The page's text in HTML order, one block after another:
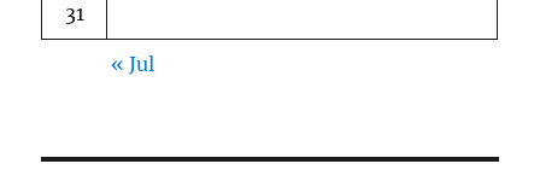
31
« Jul